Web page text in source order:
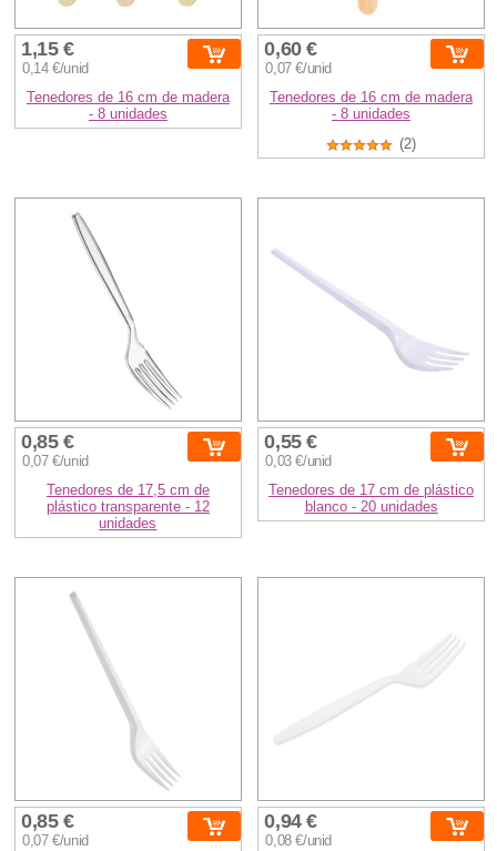
1,15 €
0,14 €/unid
Tenedores de 16 cm de madera
- 8 unidades
0,60 €
0,07 €/unid
Tenedores de 16 cm de madera
- 8 unidades
(2)
0,85 €
0,07 €/unid
Tenedores de 17,5 cm de
plástico transparente - 12
unidades
0,55 €
0,03 €/unid
Tenedores de 17 cm de plástico
blanco - 20 unidades
0,85 €
0,07 €/unid
0,94 €
0,08 €/unid